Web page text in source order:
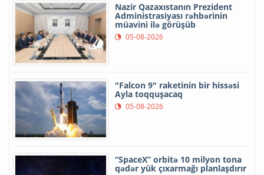
Nazir Qazaxıstanın Prezident
Administrasiyası rəhbərinin
müavini ilə görüşüb
05-08-2026
"Falcon 9" raketinin bir hissəsi
Ayla toqquşacaq
05-08-2026
“SpaceX” orbitə 10 milyon tona
qədər yük çıxarmağı planlaşdırır